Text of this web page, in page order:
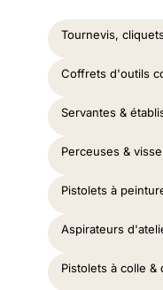
Tournevis,
Coffrets d'outils
Servantes &
Perceuses &
Pistolets à
Aspirateurs
Pistolets à colle